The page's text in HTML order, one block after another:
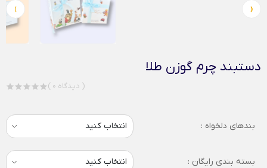
‹
›
دستبند چرم گوزن طلا
( 0 دیدگاه )
بندهای دلخواه :
بسته بندی رایگان :